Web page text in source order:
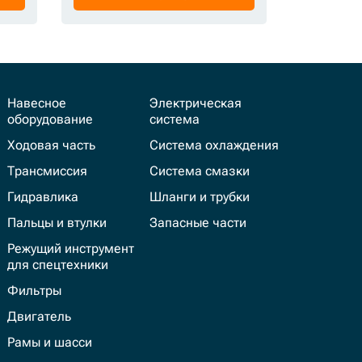
Навесное
оборудование
Ходовая часть
Трансмиссия
Гидравлика
Пальцы и втулки
Режущий инструмент
для спецтехники
Фильтры
Двигатель
Рамы и шасси
Электрическая
система
Система охлаждения
Система смазки
Шланги и трубки
Запасные части